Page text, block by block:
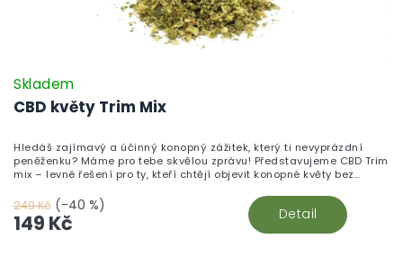
CBD květy Trim Mix
Skladem
249 Kč (-40 %)
149 Kč Detail
Hledáš zajímavý a účinný konopný zážitek, který ti nevyprázdní
peněženku? Máme pro tebe skvělou zprávu! Představujeme CBD Trim
mix – levné řešení pro ty, kteří chtějí objevit konopné květy bez
zbytečného přepychu.